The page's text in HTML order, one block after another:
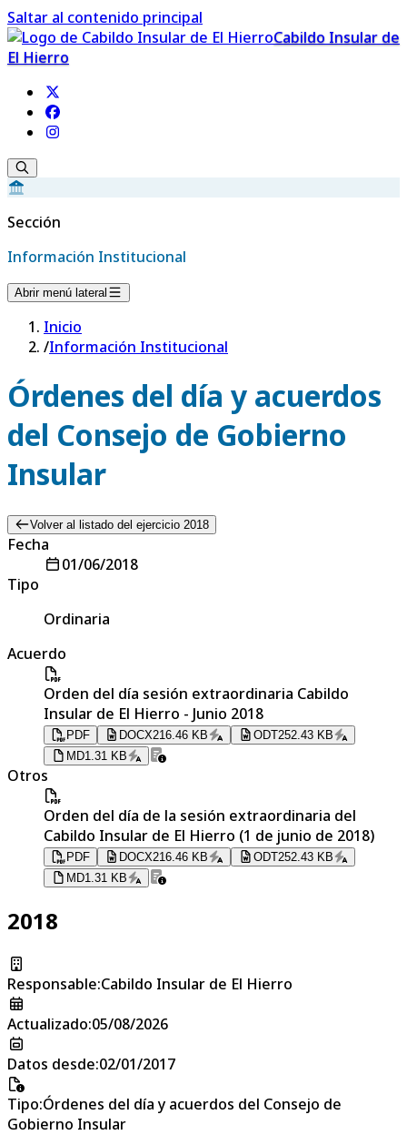
Saltar al contenido principal
Cabildo Insular de
El Hierro
Sección
Información Institucional
Abrir menú lateral
Inicio
/Información Institucional
Órdenes del día y acuerdos
del Consejo de Gobierno
Insular
Volver al listado del ejercicio 2018
Fecha
01/06/2018
Tipo
Ordinaria
Acuerdo
Orden del día sesión extraordinaria Cabildo
Insular de El Hierro - Junio 2018
PDF DOCX216.46 KB ODT252.43 KB
MD1.31 KB
Otros
Orden del día de la sesión extraordinaria del
Cabildo Insular de El Hierro (1 de junio de 2018)
PDF DOCX216.46 KB ODT252.43 KB
MD1.31 KB
2018
Responsable:Cabildo Insular de El Hierro
Actualizado:05/08/2026
Datos desde:02/01/2017
Tipo:Órdenes del día y acuerdos del Consejo de
Gobierno Insular